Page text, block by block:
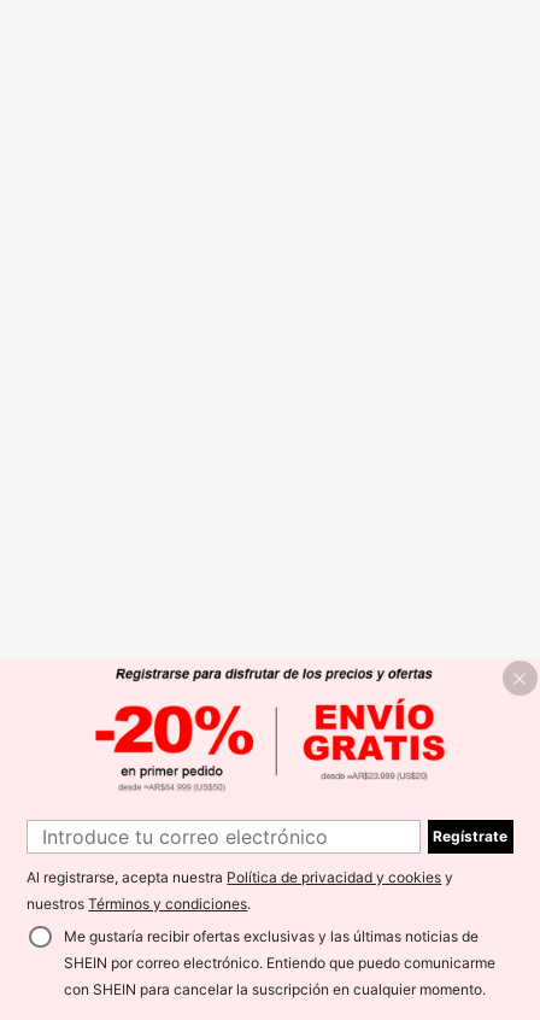
Regístrate
Al registrarse, acepta nuestra Política de privacidad y cookies y
nuestrosTérminos y condiciones.
Me gustaría recibir ofertas exclusivas y las últimas noticias de
SHEIN por correo electrónico. Entiendo que puedo comunicarme
con SHEIN para cancelar la suscripción en cualquier momento.